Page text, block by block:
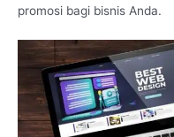
promosi bagi bisnis Anda.